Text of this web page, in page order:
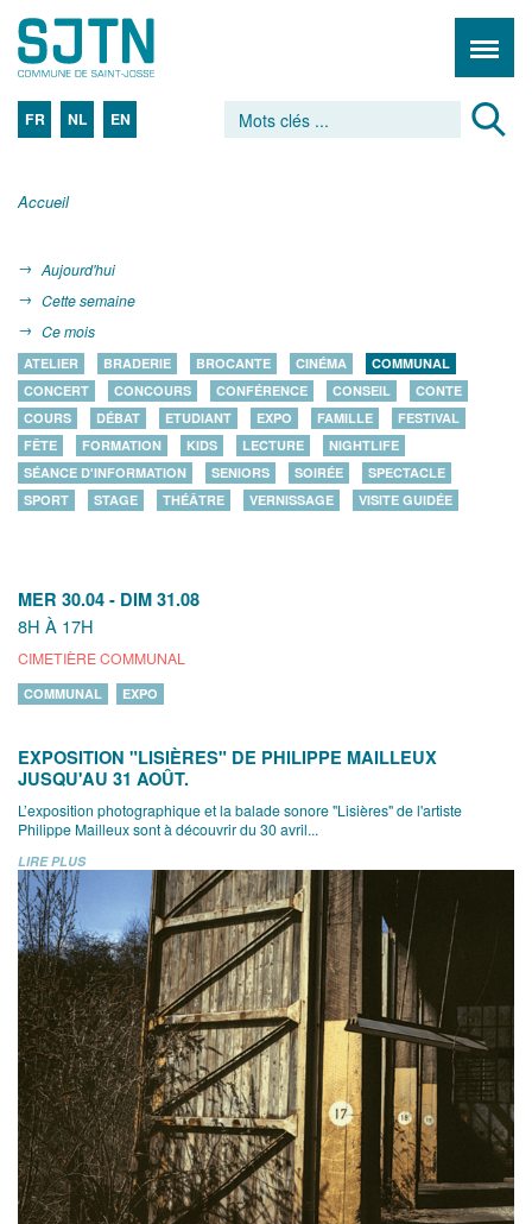
FR NL EN
Accueil
Aujourd'hui
Cette semaine
Ce mois
ATELIER BRADERIE BROCANTE CINÉMA
COMMUNAL
CONCERT
CONCOURS CONFÉRENCE CONSEIL
CONTE
COURS
DÉBAT ETUDIANT EXPO FAMILLE
FESTIVAL
FÊTE
FORMATION KIDS LECTURE
NIGHTLIFE
SÉANCE D'INFORMATION
SENIORS SOIRÉE
SPECTACLE
SPORT
STAGE THÉÂTRE VERNISSAGE VISITE GUIDÉE
MER 30.04 - DIM 31.08
8H À 17H
CIMETIÈRE COMMUNAL
COMMUNAL EXPO
EXPOSITION "LISIÈRES" DE PHILIPPE MAILLEUX
JUSQU'AU 31 AOÛT.
L’exposition photographique et la balade sonore "Lisières" de l'artiste
Philippe Mailleux sont à découvrir du 30 avril...
LIRE PLUS